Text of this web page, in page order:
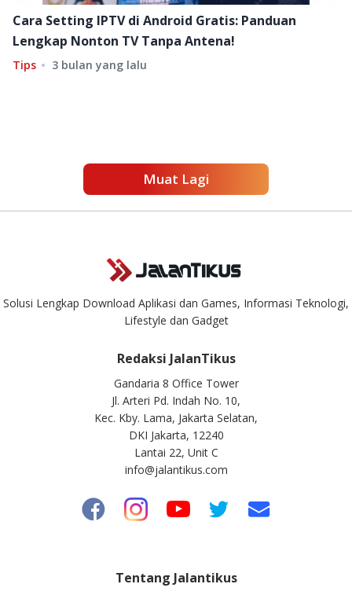
Cara Setting IPTV di Android Gratis: Panduan
Lengkap Nonton TV Tanpa Antena!
Tips 3 bulan yang lalu
Muat Lagi
Solusi Lengkap Download Aplikasi dan Games, Informasi Teknologi,
Lifestyle dan Gadget
Redaksi JalanTikus
Gandaria 8 Office Tower
Jl. Arteri Pd. Indah No. 10,
Kec. Kby. Lama, Jakarta Selatan,
DKI Jakarta, 12240
Lantai 22, Unit C
info@jalantikus.com
Tentang Jalantikus